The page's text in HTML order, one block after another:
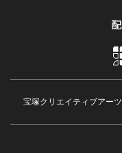
宝塚クリエイティブアーツ